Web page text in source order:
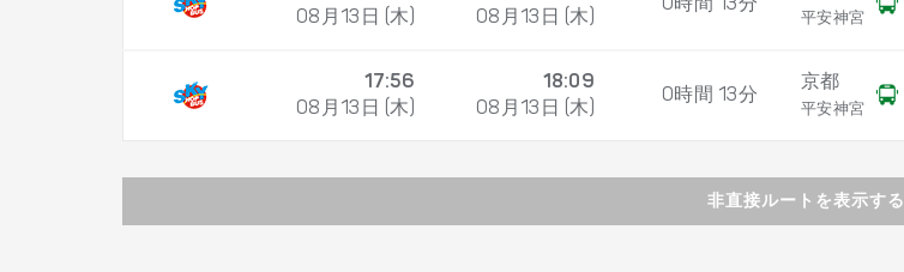
08月13日 (木)
08月13日 (木)
0時間 13分
平安神宮
17:56
08月13日 (木)
18:09
08月13日 (木)
0時間 13分
京都
平安神宮
非直接ルートを表示する